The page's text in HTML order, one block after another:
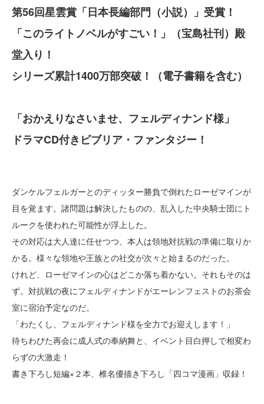
第56回星雲賞「日本長編部門（小説）」受賞！
「このライトノベルがすごい！」（宝島社刊）殿
堂入り！
シリーズ累計1400万部突破！（電子書籍を含む）
「おかえりなさいませ、フェルディナンド様」
ドラマCD付きビブリア・ファンタジー！
ダンケルフェルガーとのディッター勝負で倒れたローゼマインが
目を覚ます。諸問題は解決したものの、乱入した中央騎士団にト
ルークを使われた可能性が浮上した。
その対応は大人達に任せつつ、本人は領地対抗戦の準備に取りか
かる。様々な領地や王族との社交が次々と始まるのだった。
けれど、ローゼマインの心はどこか落ち着かない。それもそのは
ず。対抗戦の夜にフェルディナンドがエーレンフェストのお茶会
室に宿泊予定なのだ。
「わたくし、フェルディナンド様を全力でお迎えします！」
待ちわびた再会に成人式の奉納舞と、イベント目白押しで相変わ
らずの大激走！
書き下ろし短編×２本、椎名優描き下ろし「四コマ漫画」収録！